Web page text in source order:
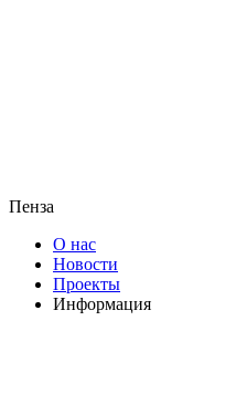
Пенза
О нас
Новости
Проекты
Информация